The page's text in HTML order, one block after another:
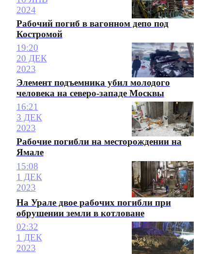
2024
Рабочий погиб в вагонном депо под
Костромой
19:20
20 ДЕК
2023
Элемент подъемника убил молодого
человека на северо-западе Москвы
16:21
3 ДЕК
2023
Рабочие погибли на месторождении на
Ямале
15:08
1 ДЕК
2023
На Урале двое рабочих погибли при
обрушении земли в котловане
02:32
1 ДЕК
2023